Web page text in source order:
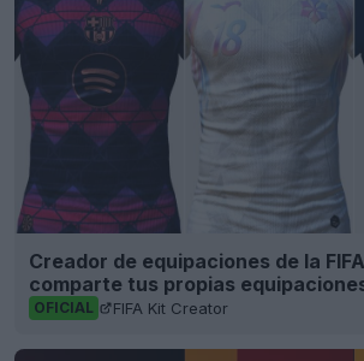
Creador de equipaciones de la
comparte tus propias
OFICIAL FIFA Kit Creator